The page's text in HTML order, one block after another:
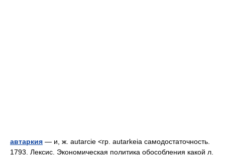
автаркия — и, ж. autarcie <гр. autarkeia самодостаточность.
1793. Лексис. Экономическая политика обособления какой л.